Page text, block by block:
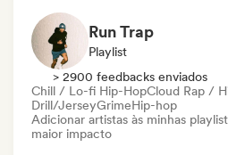
Run Trap
Playlist
> 2900 feedbacks enviados
Chill / Lo-fi Hip-HopCloud Rap /
Drill/JerseyGrimeHip-hop
Adicionar artistas às minhas
maior impacto